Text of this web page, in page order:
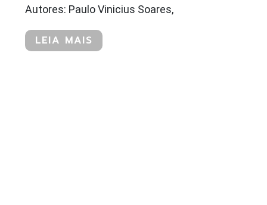
Autores: Paulo Vinicius Soares,
LEIA MAIS